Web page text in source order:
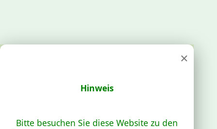
×
Hinweis
Bitte besuchen Sie diese Website zu den